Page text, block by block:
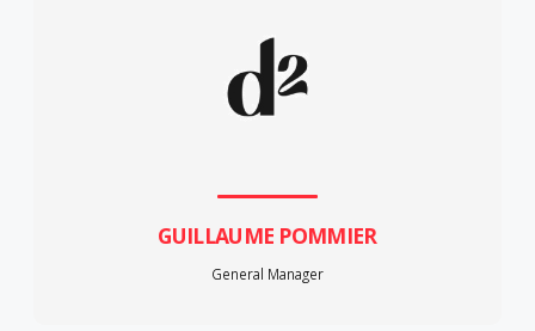
GUILLAUME POMMIER
General Manager